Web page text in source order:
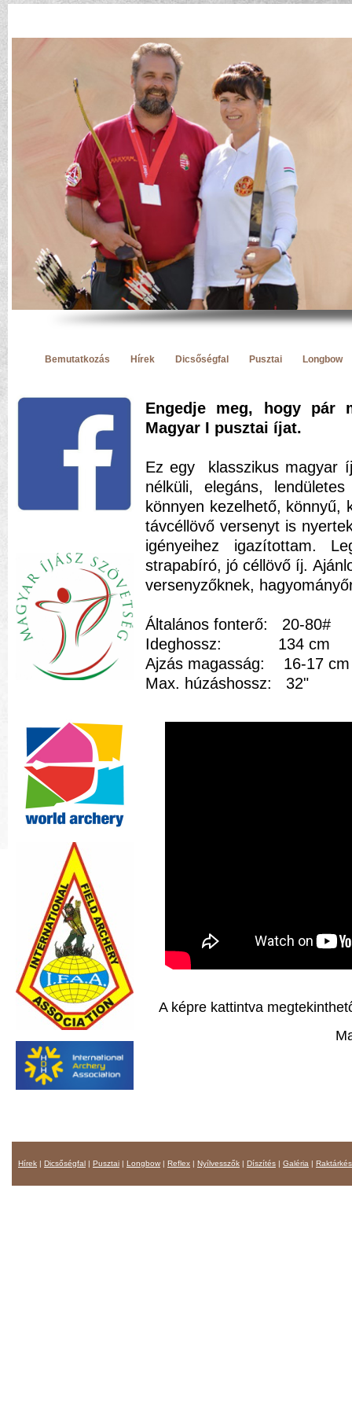
Bemutatkozás Hírek Dicsőségfal Pusztai Longbow
Engedje meg, hogy pár
Magyar I pusztai íjat.
Ez egy klasszikus magyar
nélküli, elegáns,
könnyen kezelhető, könnyű,
távcéllövő versenyt is
igényeihez igazítottam.
strapabíró, jó céllövő íj.
versenyzőknek,
Általános fonterő: 20-80#
Ideghossz: 134 cm
Ajzás magasság: 16-17 cm
Max. húzáshossz: 32"
A képre kattintva
Hírek | Dicsőségfal | Pusztai | Longbow | Reflex | Nyílvesszők | Díszítés | Galéria |